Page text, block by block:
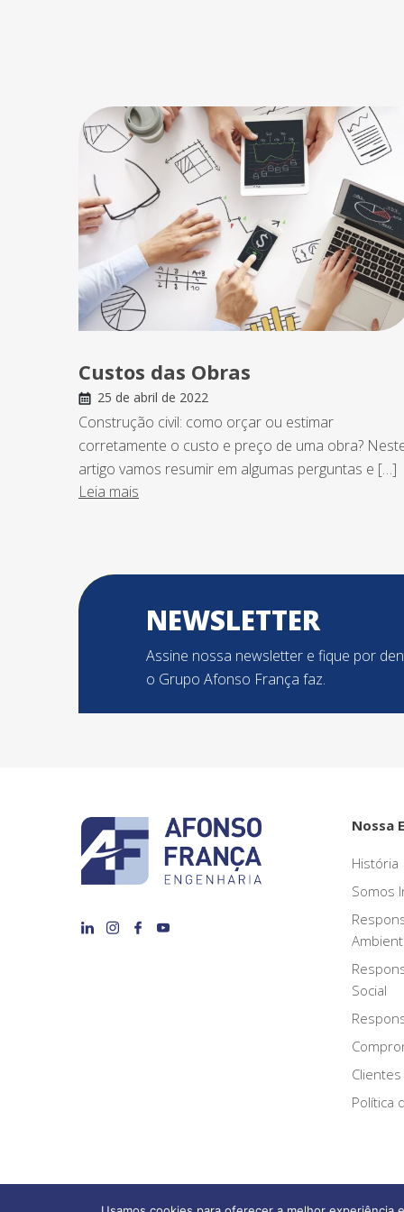
Custos das Obras
25 de abril de 2022
Construção civil: como orçar ou estimar
corretamente o custo e preço de uma obra?
artigo vamos resumir em algumas perguntas e […]
Leia mais
NEWSLETTER
Assine nossa newsletter e fique por
o Grupo Afonso França faz.
Nossa
História
Somos
Social
Clientes
Política